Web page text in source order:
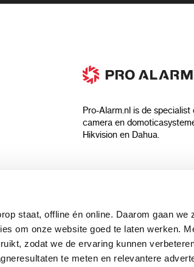
staat, offline én online. Daarom gaan we
om onze website goed te laten werken.
zodat we de ervaring kunnen
te meten en relevantere
Pro-Alarm.nl is de
camera en
Hikvision en Dahua.
Algemene voorwaarden
Privacyverklaring
Blog